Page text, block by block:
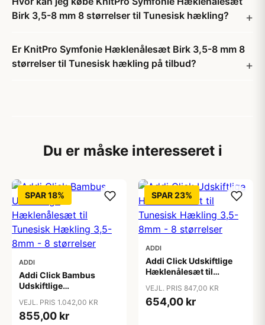
Birk 3,5-8 mm 8 størrelser til Tunesisk hækling?
Er KnitPro Symfonie Hæklenålesæt Birk 3,5-8 mm 8
størrelser til Tunesisk hækling på tilbud?
Du er måske interesseret i
SPAR 18%
ADDI
Addi Click Bambus
Udskiftlige
Tunesisk Hækling 3,5-
8mm - 8 størrelser
VEJL. PRIS 1.042,00 KR
855,00 kr
SPAR 23%
ADDI
Addi Click Udskiftlige
Hæklenålesæt til
8mm - 8 størrelser
VEJL. PRIS 847,00 KR
654,00 kr